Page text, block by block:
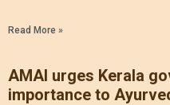
Read More »
AMAI urges Kerala
importance to